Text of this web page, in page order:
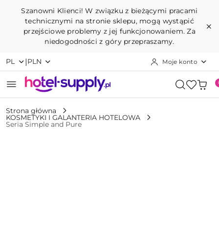
Przejdź do treści głównej
Przejdź do wyszukiwarki
Przejdź do moje konto
Przejdź do menu głównego
Przejdź do opisu produktu
Przejdź do stopki
Szanowni Klienci! W związku z bieżącymi pracami
technicznymi na stronie sklepu, mogą wystąpić
przejściowe problemy z jej funkcjonowaniem. Za
niedogodności z góry przepraszamy.
PL |PLN Moje konto
Strona główna
KOSMETYKI I GALANTERIA HOTELOWA
Seria Simple and Pure